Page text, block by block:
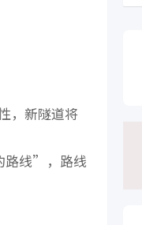
，新隧道将
路线”，路线